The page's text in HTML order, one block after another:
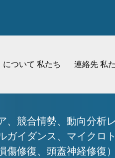
について 私たち 連絡先 私
競合情勢、動向分析
ガイダンス、マイクロ
修復、頭蓋神経修復